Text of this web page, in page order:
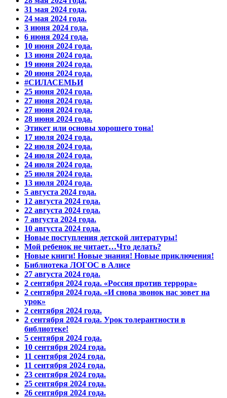
31 мая 2024 года.
24 мая 2024 года.
3 июня 2024 года.
6 июня 2024 года.
10 июня 2024 года.
13 июня 2024 года.
19 июня 2024 года.
20 июня 2024 года.
#СИЛАСЕМЬИ
25 июня 2024 года.
27 июня 2024 года.
27 июня 2024 года.
28 июня 2024 года.
Этикет или основы хорошего тона!
17 июля 2024 года.
22 июля 2024 года.
24 июля 2024 года.
24 июля 2024 года.
25 июля 2024 года.
13 июля 2024 года.
5 августа 2024 года.
12 августа 2024 года.
22 августа 2024 года.
7 августа 2024 года.
10 августа 2024 года.
Новые поступления детской литературы!
Мой ребенок не читает…Что делать?
Новые книги! Новые знания! Новые приключения!
Библиотека ЛОГОС в Алисе
27 августа 2024 года.
2 сентября 2024 года. «Россия против террора»
2 сентября 2024 года. «И снова звонок нас зовет на
урок»
2 сентября 2024 года.
2 сентября 2024 года. Урок толерантности в
библиотеке!
5 сентября 2024 года.
10 сентября 2024 года.
11 сентября 2024 года.
11 сентября 2024 года.
23 сентября 2024 года.
25 сентября 2024 года.
26 сентября 2024 года.